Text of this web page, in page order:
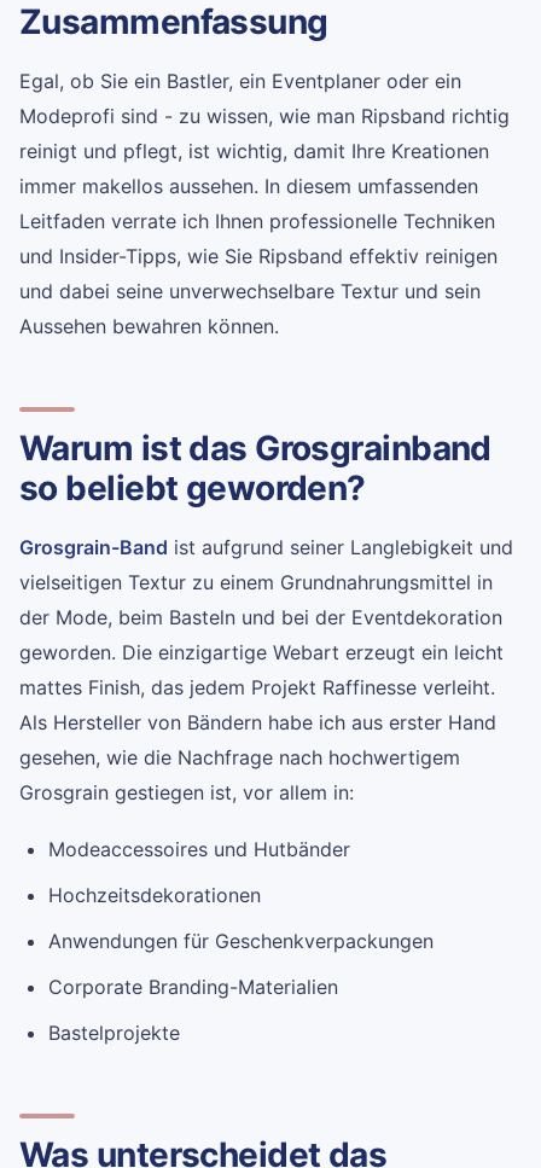
Zusammenfassung
Egal, ob Sie ein Bastler, ein Eventplaner oder ein
Modeprofi sind - zu wissen, wie man Ripsband richtig
reinigt und pflegt, ist wichtig, damit Ihre Kreationen
immer makellos aussehen. In diesem umfassenden
Leitfaden verrate ich Ihnen professionelle Techniken
und Insider-Tipps, wie Sie Ripsband effektiv reinigen
und dabei seine unverwechselbare Textur und sein
Aussehen bewahren können.
Warum ist das Grosgrainband
so beliebt geworden?
Grosgrain-Band ist aufgrund seiner Langlebigkeit und
vielseitigen Textur zu einem Grundnahrungsmittel in
der Mode, beim Basteln und bei der Eventdekoration
geworden. Die einzigartige Webart erzeugt ein leicht
mattes Finish, das jedem Projekt Raffinesse verleiht.
Als Hersteller von Bändern habe ich aus erster Hand
gesehen, wie die Nachfrage nach hochwertigem
Grosgrain gestiegen ist, vor allem in:
Modeaccessoires und Hutbänder
Hochzeitsdekorationen
Anwendungen für Geschenkverpackungen
Corporate Branding-Materialien
Bastelprojekte
Was unterscheidet das